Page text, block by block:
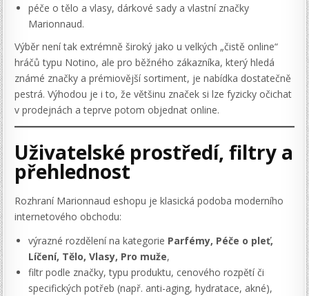
péče o tělo a vlasy, dárkové sady a vlastní značky
Marionnaud.
Výběr není tak extrémně široký jako u velkých „čistě online“
hráčů typu Notino, ale pro běžného zákazníka, který hledá
známé značky a prémiovější sortiment, je nabídka dostatečně
pestrá. Výhodou je i to, že většinu značek si lze fyzicky očichat
v prodejnách a teprve potom objednat online.
Uživatelské prostředí, filtry a
přehlednost
Rozhraní Marionnaud eshopu je klasická podoba moderního
internetového obchodu:
výrazné rozdělení na kategorie Parfémy, Péče o pleť,
Líčení, Tělo, Vlasy, Pro muže,
filtr podle značky, typu produktu, cenového rozpětí či
specifických potřeb (např. anti-aging, hydratace, akné),